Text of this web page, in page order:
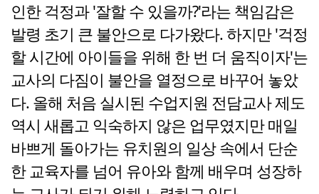
인한 걱정과 '잘할 수 있을까?'라는 책임감은
발령 초기 큰 불안으로 다가왔다. 하지만 '걱정
할 시간에 아이들을 위해 한 번 더 움직이자'는
교사의 다짐이 불안을 열정으로 바꾸어 놓았
다. 올해 처음 실시된 수업지원 전담교사 제도
역시 새롭고 익숙하지 않은 업무였지만 매일
바쁘게 돌아가는 유치원의 일상 속에서 단순
한 교육자를 넘어 유아와 함께 배우며 성장하